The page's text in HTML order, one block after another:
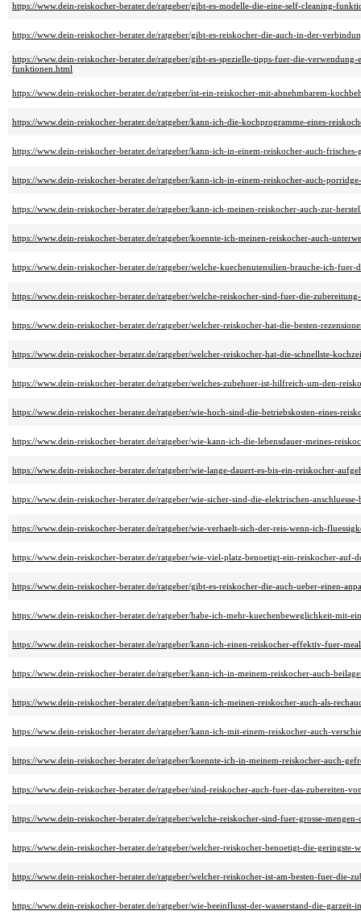
https://www.dein-reiskocher-berater.de/ratgeber/gibt-es-modelle-die-eine-self-cleaning-
https://www.dein-reiskocher-berater.de/ratgeber/gibt-es-reiskocher-die-auch-in-der-
https://www.dein-reiskocher-berater.de/ratgeber/gibt-es-spezielle-tipps-fuer-die-
funktionen.html
https://www.dein-reiskocher-berater.de/ratgeber/ist-ein-reiskocher-mit-abnehmbarem-
https://www.dein-reiskocher-berater.de/ratgeber/kann-ich-die-kochprogramme-eines-
https://www.dein-reiskocher-berater.de/ratgeber/kann-ich-in-einem-reiskocher-auch-frisches-
https://www.dein-reiskocher-berater.de/ratgeber/kann-ich-in-einem-reiskocher-auch-
https://www.dein-reiskocher-berater.de/ratgeber/kann-ich-meinen-reiskocher-auch-zur-
https://www.dein-reiskocher-berater.de/ratgeber/koennte-ich-meinen-reiskocher-auch-
https://www.dein-reiskocher-berater.de/ratgeber/welche-kuechenutensilien-brauche-ich-fuer-
https://www.dein-reiskocher-berater.de/ratgeber/welche-reiskocher-sind-fuer-die-
https://www.dein-reiskocher-berater.de/ratgeber/welcher-reiskocher-hat-die-besten-
https://www.dein-reiskocher-berater.de/ratgeber/welcher-reiskocher-hat-die-schnellste-
https://www.dein-reiskocher-berater.de/ratgeber/welches-zubehoer-ist-hilfreich-um-den-
https://www.dein-reiskocher-berater.de/ratgeber/wie-hoch-sind-die-betriebskosten-eines-
https://www.dein-reiskocher-berater.de/ratgeber/wie-kann-ich-die-lebensdauer-meines-
https://www.dein-reiskocher-berater.de/ratgeber/wie-lange-dauert-es-bis-ein-reiskocher-
https://www.dein-reiskocher-berater.de/ratgeber/wie-sicher-sind-die-elektrischen-
https://www.dein-reiskocher-berater.de/ratgeber/wie-verhaelt-sich-der-reis-wenn-ich-
https://www.dein-reiskocher-berater.de/ratgeber/wie-viel-platz-benoetigt-ein-reiskocher-auf-
https://www.dein-reiskocher-berater.de/ratgeber/gibt-es-reiskocher-die-auch-ueber-einen-
https://www.dein-reiskocher-berater.de/ratgeber/habe-ich-mehr-kuechenbeweglichkeit-mit-
https://www.dein-reiskocher-berater.de/ratgeber/kann-ich-einen-reiskocher-effektiv-fuer-
https://www.dein-reiskocher-berater.de/ratgeber/kann-ich-in-meinem-reiskocher-auch-
https://www.dein-reiskocher-berater.de/ratgeber/kann-ich-meinen-reiskocher-auch-als-
https://www.dein-reiskocher-berater.de/ratgeber/kann-ich-mit-einem-reiskocher-auch-
https://www.dein-reiskocher-berater.de/ratgeber/koennte-ich-in-meinem-reiskocher-auch-
https://www.dein-reiskocher-berater.de/ratgeber/sind-reiskocher-auch-fuer-das-zubereiten-
https://www.dein-reiskocher-berater.de/ratgeber/welche-reiskocher-sind-fuer-grosse-
https://www.dein-reiskocher-berater.de/ratgeber/welcher-reiskocher-benoetigt-die-geringste-
https://www.dein-reiskocher-berater.de/ratgeber/welcher-reiskocher-ist-am-besten-fuer-die-
https://www.dein-reiskocher-berater.de/ratgeber/wie-beeinflusst-der-wasserstand-die-garzeit-